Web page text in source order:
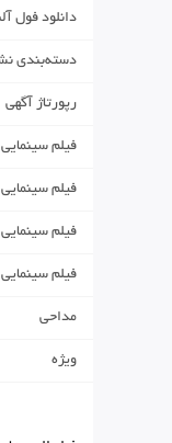
دانلود فول
دسته‌بندی
رپورتاژ آگهی
فیلم سینمایی
فیلم
فیلم سینمایی
فیلم
مداحی
ویژه